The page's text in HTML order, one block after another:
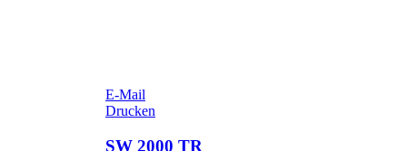
E-Mail
Drucken
SW 2000 TR